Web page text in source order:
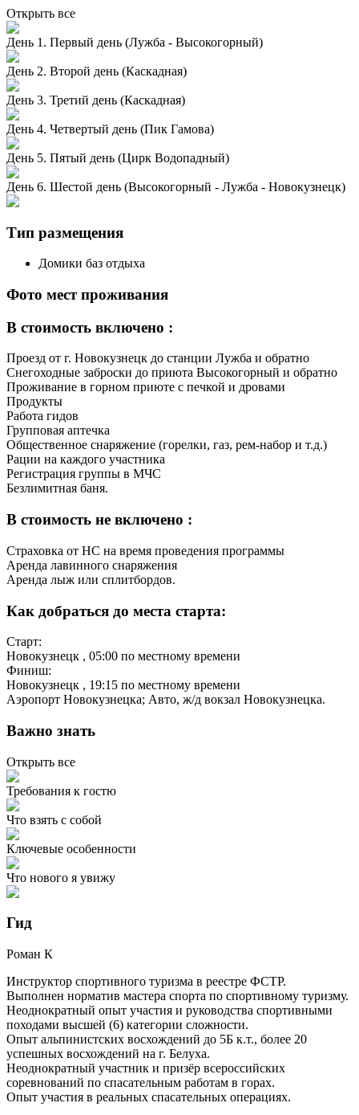
Открыть все
День 1. Первый день (Лужба - Высокогорный)
День 2. Второй день (Каскадная)
День 3. Третий день (Каскадная)
День 4. Четвертый день (Пик Гамова)
День 5. Пятый день (Цирк Водопадный)
День 6. Шестой день (Высокогорный - Лужба - Новокузнецк)
Тип размещения
Домики баз отдыха
Фото мест проживания
В стоимость включено :
Проезд от г. Новокузнецк до станции Лужба и обратно
Снегоходные заброски до приюта Высокогорный и обратно
Проживание в горном приюте с печкой и дровами
Продукты
Работа гидов
Групповая аптечка
Общественное снаряжение (горелки, газ, рем-набор и т.д.)
Рации на каждого участника
Регистрация группы в МЧС
Безлимитная баня.
В стоимость не включено :
Страховка от НС на время проведения программы
Аренда лавинного снаряжения
Аренда лыж или сплитбордов.
Как добраться до места старта:
Старт:
Новокузнецк , 05:00 по местному времени
Финиш:
Новокузнецк , 19:15 по местному времени
Аэропорт Новокузнецка; Авто, ж/д вокзал Новокузнецка.
Важно знать
Открыть все
Требования к гостю
Что взять с собой
Ключевые особенности
Что нового я увижу
Гид
Роман К
Инструктор спортивного туризма в реестре ФСТР.
Выполнен норматив мастера спорта по спортивному туризму.
Неоднократный опыт участия и руководства спортивными
походами высшей (6) категории сложности.
Опыт альпинистских восхождений до 5Б к.т., более 20
успешных восхождений на г. Белуха.
Неоднократный участник и призёр всероссийских
соревнований по спасательным работам в горах.
Опыт участия в реальных спасательных операциях.